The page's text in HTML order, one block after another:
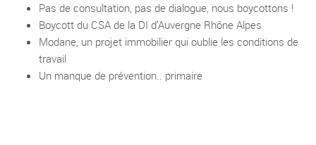
Pas de consultation, pas de dialogue, nous boycottons !
Boycott du CSA de la DI d’Auvergne Rhône Alpes
Modane, un projet immobilier qui oublie les conditions de
travail
Un manque de prévention.. primaire